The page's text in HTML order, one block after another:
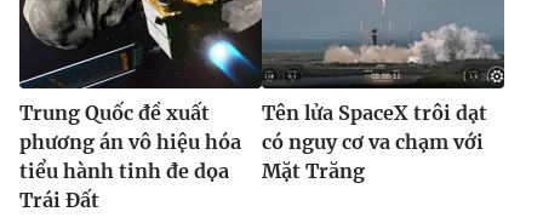
Trung Quốc đề xuất
phương án vô hiệu hóa
tiểu hành tinh đe dọa
Trái Đất
Tên lửa SpaceX trôi dạt
có nguy cơ va chạm với
Mặt Trăng